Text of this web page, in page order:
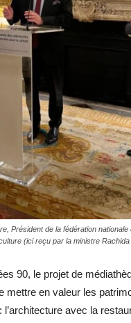
Président de la fédération
(ici reçu par la ministre Rachida
90, le projet de
mettre en valeur les
avec la